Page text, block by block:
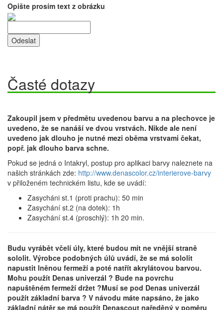
Opište prosím text z obrázku
Časté dotazy
Zakoupil jsem v předmětu uvedenou barvu a na plechovce je
uvedeno, že se nanáší ve dvou vrstvách. Nikde ale není
uvedeno jak dlouho je nutné mezi oběma vrstvami čekat,
popř. jak dlouho barva schne.
Pokud se jedná o Intakryl, postup pro aplikaci barvy naleznete na
našich stránkách zde: http://www.denascolor.cz/interierove-barvy
v přiloženém technickém listu, kde se uvádí:
Zasycháni st.1 (proti prachu): 50 min
Zasychání st.2 (na dotek): 1h
Zasychání st.4 (proschlý): 1h 20 min.
Budu vyrábět včelí úly, které budou mít ne vnější straně
sololit. Výrobce podobných úlů uvádí, že se má sololit
napustit lněnou fermeží a poté natřít akrylátovou barvou.
Mohu použít Denas univerzál ? Bude na povrchu
napuštěném fermeží držet ?Musí se pod Denas univerzál
použít základní barva ? V návodu máte napsáno, že jako
základní nátěr se má použít Denascout naředěný v poměru